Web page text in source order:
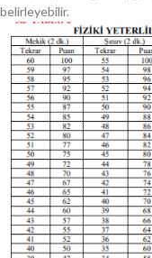
belirleyebilir.